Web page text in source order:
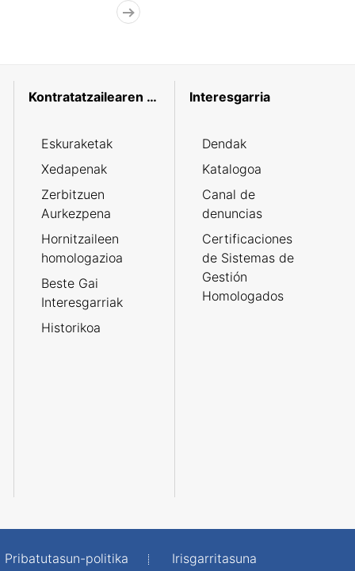
Kontratatzailearen profila
Eskuraketak
Xedapenak
Zerbitzuen
Aurkezpena
Hornitzaileen
homologazioa
Beste Gai
Interesgarriak
Historikoa
Interesgarria
Dendak
Katalogoa
Canal de
denuncias
Certificaciones
de Sistemas de
Gestión
Homologados
Pribatutasun-politika Irisgarritasuna